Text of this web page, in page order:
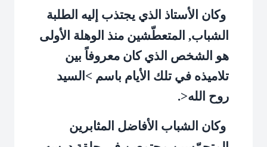
وكان الأستاذ الذي يجتذب إليه الطلبة
الشباب, المتعطّشين منذ الوهلة الأولى
هو الشخص الذي كان معروفاً بين
تلاميذه في تلك الأيام باسم >السيد
روح الله<.
وكان الشباب الأفاضل المثابرين